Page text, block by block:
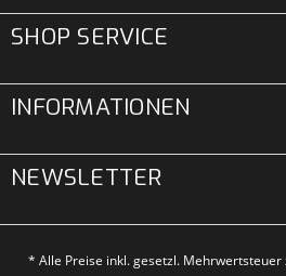
SHOP SERVICE
INFORMATIONEN
NEWSLETTER
* Alle Preise inkl. gesetzl. Mehrwertsteuer